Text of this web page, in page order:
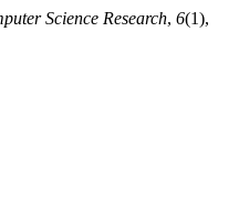
Science Research, 6(1),